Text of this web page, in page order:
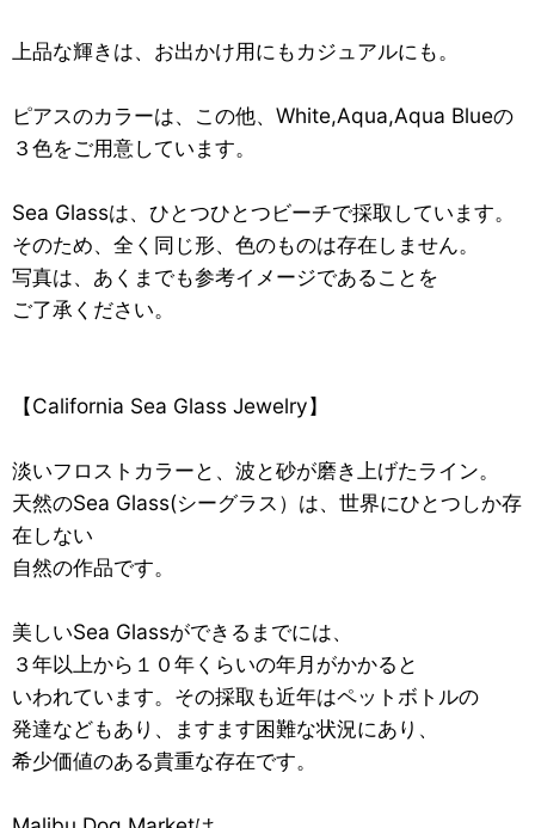
上品な輝きは、お出かけ用にもカジュアルにも。
ピアスのカラーは、この他、White,Aqua,Aqua Blueの
３色をご用意しています。
Sea Glassは、ひとつひとつビーチで採取しています。
そのため、全く同じ形、色のものは存在しません。
写真は、あくまでも参考イメージであることを
ご了承ください。
【California Sea Glass Jewelry】
淡いフロストカラーと、波と砂が磨き上げたライン。
天然のSea Glass(シーグラス）は、世界にひとつしか存
在しない
自然の作品です。
美しいSea Glassができるまでには、
３年以上から１０年くらいの年月がかかると
いわれています。その採取も近年はペットボトルの
発達などもあり、ますます困難な状況にあり、
希少価値のある貴重な存在です。